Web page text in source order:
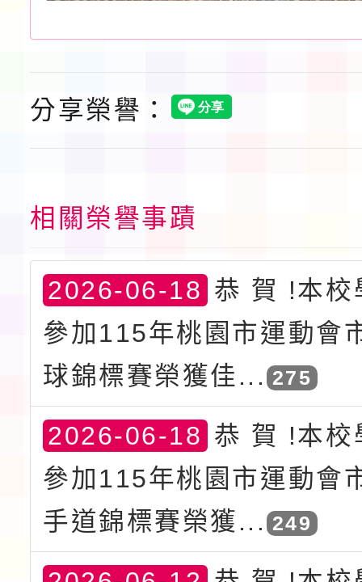
分享榮譽：
相關榮譽事蹟
2026-06-18 恭 賀 !本校
參加115年桃園市運動會
球錦標賽榮獲佳... 275
2026-06-18 恭 賀 !本校
參加115年桃園市運動會
手道錦標賽榮獲... 249